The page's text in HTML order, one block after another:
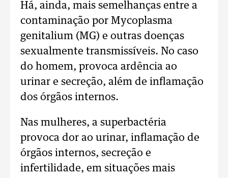
Há, ainda, mais semelhanças entre a
contaminação por Mycoplasma
genitalium (MG) e outras doenças
sexualmente transmissíveis. No caso
do homem, provoca ardência ao
urinar e secreção, além de inflamação
dos órgãos internos.
Nas mulheres, a superbactéria
provoca dor ao urinar, inflamação de
órgãos internos, secreção e
infertilidade, em situações mais